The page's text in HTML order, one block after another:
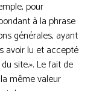
pour
à la phrase
générales, ayant
avoir lu et accepté
site.». Le fait de
même valeur